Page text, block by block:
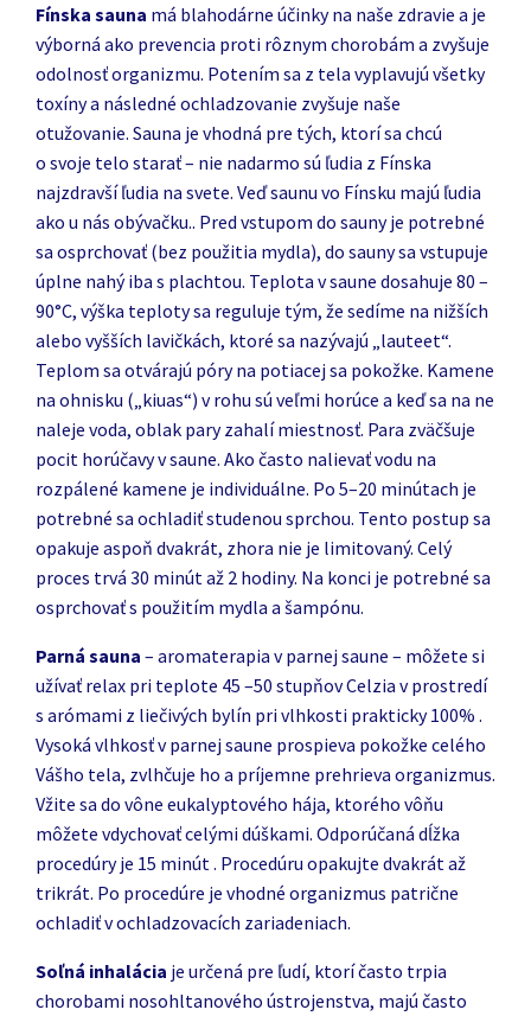
Fínska sauna má blahodárne účinky na naše zdravie a je
výborná ako prevencia proti rôznym chorobám a zvyšuje
odolnosť organizmu. Potením sa z tela vyplavujú všetky
toxíny a následné ochladzovanie zvyšuje naše
otužovanie. Sauna je vhodná pre tých, ktorí sa chcú
o svoje telo starať – nie nadarmo sú ľudia z Fínska
najzdravší ľudia na svete. Veď saunu vo Fínsku majú ľudia
ako u nás obývačku.. Pred vstupom do sauny je potrebné
sa osprchovať (bez použitia mydla), do sauny sa vstupuje
úplne nahý iba s plachtou. Teplota v saune dosahuje 80 –
90°C, výška teploty sa reguluje tým, že sedíme na nižších
alebo vyšších lavičkách, ktoré sa nazývajú „lauteet“.
Teplom sa otvárajú póry na potiacej sa pokožke. Kamene
na ohnisku („kiuas“) v rohu sú veľmi horúce a keď sa na ne
naleje voda, oblak pary zahalí miestnosť. Para zväčšuje
pocit horúčavy v saune. Ako často nalievať vodu na
rozpálené kamene je individuálne. Po 5–20 minútach je
potrebné sa ochladiť studenou sprchou. Tento postup sa
opakuje aspoň dvakrát, zhora nie je limitovaný. Celý
proces trvá 30 minút až 2 hodiny. Na konci je potrebné sa
osprchovať s použitím mydla a šampónu.
Parná sauna – aromaterapia v parnej saune – môžete si
užívať relax pri teplote 45 –50 stupňov Celzia v prostredí
s arómami z liečivých bylín pri vlhkosti prakticky 100% .
Vysoká vlhkosť v parnej saune prospieva pokožke celého
Vášho tela, zvlhčuje ho a príjemne prehrieva organizmus.
Vžite sa do vône eukalyptového hája, ktorého vôňu
môžete vdychovať celými dúškami. Odporúčaná dĺžka
procedúry je 15 minút . Procedúru opakujte dvakrát až
trikrát. Po procedúre je vhodné organizmus patrične
ochladiť v ochladzovacích zariadeniach.
Soľná inhalácia je určená pre ľudí, ktorí často trpia
chorobami nosohltanového ústrojenstva, majú často